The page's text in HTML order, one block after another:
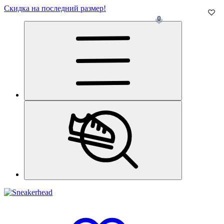
Скидка на последний размер!